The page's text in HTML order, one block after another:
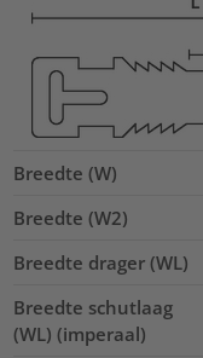
Breedte (W)
Breedte (W2)
Breedte drager (WL)
Breedte schutlaag
(WL) (imperaal)